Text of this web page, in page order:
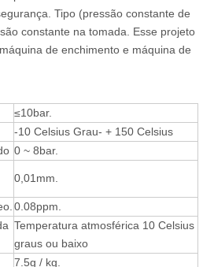
Tipo (pressão constante de
constante na tomada. Esse projeto
de enchimento e máquina de
≤10bar.
-10 Celsius Grau- + 150 Celsius
0 ~ 8bar.
0,01mm.
0.08ppm.
Temperatura atmosférica 10 Celsius
graus ou baixo
7.5g / kg.